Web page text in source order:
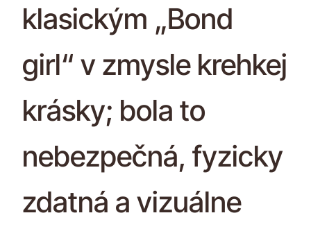
klasickým „Bond
girl“ v zmysle krehkej
krásky; bola to
nebezpečná, fyzicky
zdatná a vizuálne